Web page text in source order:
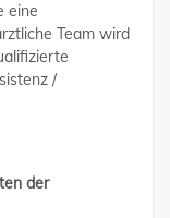
eine
Team wird
/
der